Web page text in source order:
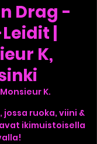
Drag -
|
K,
Monsieur K.
ruoka, viini &
ikimuistoisella